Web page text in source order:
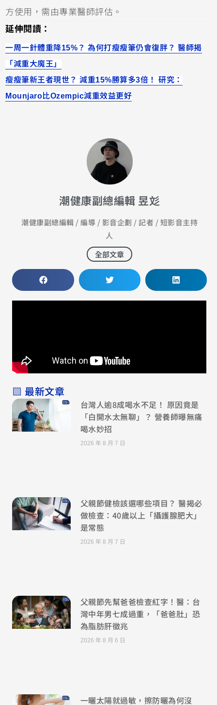
方使用，需由專業醫師評估。
延伸閱讀：
一周一針體重降15%？ 為何打瘦瘦筆仍會復胖？ 醫師揭
「減重大魔王」
瘦瘦筆新王者現世？ 減重15%勝算多3倍！ 研究：
Mounjaro比Ozempic減重效益更好
潮健康副總編輯 昱彣
潮健康副總編輯 / 編導 / 影音企劃 / 記者 / 短影音主持
人
全部文章
▧ 最新文章
台灣人逾8成喝水不足！ 原因竟是
「白開水太無聊」？ 營養師曝無痛
喝水妙招
2026 年 8 月 7 日
父親節健檢該選哪些項目？ 醫揭必
做檢查：40歲以上「攝護腺肥大」
是常態
2026 年 8 月 7 日
父親節先幫爸爸檢查紅字！醫：台
灣中年男七成過重，「爸爸肚」恐
為脂肪肝徵兆
2026 年 8 月 6 日
一曬太陽就過敏，擦防曬為何沒